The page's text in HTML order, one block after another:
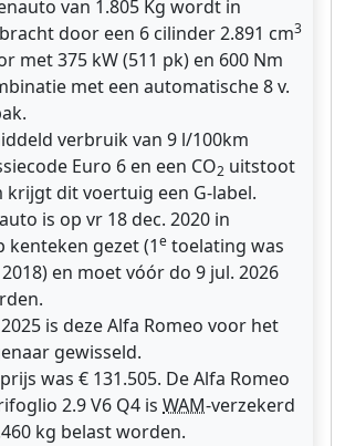
van 1.805 Kg wordt in
door een 6 cilinder 2.891 cm3
met 375 kW (511 pk) en 600 Nm
met een automatische 8 v.
verbruik van 9 l/100km
Euro 6 en een CO2 uitstoot
krijgt dit voertuig een G-label.
is op vr 18 dec. 2020 in
kenteken gezet (1e toelating was
en moet vóór do 9 jul. 2026
is deze Alfa Romeo voor het
gewisseld.
was € 131.505. De Alfa Romeo
2.9 V6 Q4 is WAM-verzekerd
kg belast worden.